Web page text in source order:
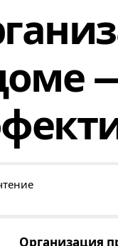
Организация